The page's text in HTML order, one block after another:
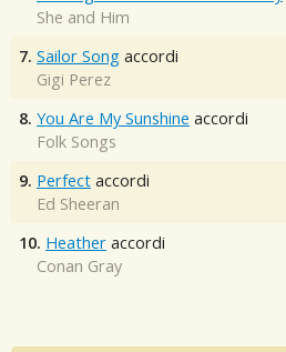
She and Him
7. Sailor Song accordi
Gigi Perez
8. You Are My Sunshine accordi
Folk Songs
9. Perfect accordi
Ed Sheeran
10. Heather accordi
Conan Gray